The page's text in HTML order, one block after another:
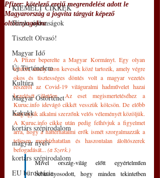
KIEMELT CIKKEK
Hírek, újdonságok
Tisztelt Olvasó!
Magyar Idő
Új Történelem
Kultúra
Magyar Őstörténet
Kakukk
kortárs szépirodalom
magyar nyelv
kortárs szépirodalom
EU bürokrácia
Pfizer: kötelező erejű megrendelést adott le
Magyarország a jogvita tárgyát képező
oltóanyagokra
A Pfizer beperelte a Magyar Kormányt. Egy olyan
tettéért, amely azon kevesek közé tartozik, amely végre
okos és tisztességes döntés volt a magyar vezetés
részéről az Covid-19 világuralmi hadművelet hazai
kezelését illetően. Az eset megismertetéséhez a
Kuruc.info idevágó cikkét vesszük kölcsön. De előbb
még egyik alkalmi szerzőnk velős véleményét közöljük.
A Kuruc.info cikke után pedig felhívjuk a figyelmet
arra, hogy a háttérhatalmi erők ismét szorgalmazzák a
teljesen megbízhatatlan és haszontalan áloltószerek
befogadását... (a Szerk.)
Mivel ország-világ előtt egyértelműen
bebizonyosodott, hogy minden tekintetben